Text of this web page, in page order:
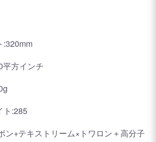
:320mm
方インチ
ト:285
ン+テキストリーム×トワロン＋高分子